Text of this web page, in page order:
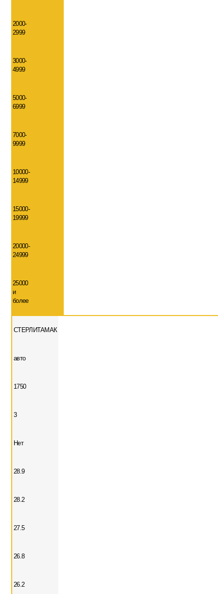
2000-
2999
3000-
4999
5000-
6999
7000-
9999
10000-
14999
15000-
19999
20000-
24999
25000
и
более
СТЕРЛИТАМАК
авто
1750
3
Нет
28.9
28.2
27.5
26.8
26.2